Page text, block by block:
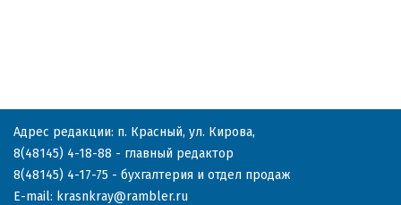
Адрес редакции: п. Красный, ул. Кирова,
8(48145) 4-18-88 - главный редактор
8(48145) 4-17-75 - бухгалтерия и отдел продаж
E-mail: krasnkray@rambler.ru